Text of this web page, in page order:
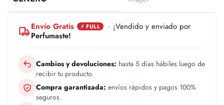
Envío Gratis ⚡ FULL
· ¡Vendido y enviado por
Perfumaste!
Cambios y devoluciones: hasta 5 días hábiles luego de
recibir tu producto.
Compra garantizada: envíos rápidos y pagos 100%
seguros.